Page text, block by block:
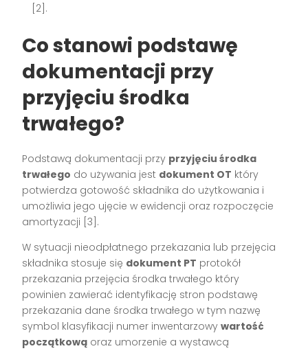
[2].
Co stanowi podstawę
dokumentacji przy
przyjęciu środka
trwałego?
Podstawą dokumentacji przy przyjęciu środka
trwałego do używania jest dokument OT który
potwierdza gotowość składnika do użytkowania i
umożliwia jego ujęcie w ewidencji oraz rozpoczęcie
amortyzacji [3].
W sytuacji nieodpłatnego przekazania lub przejęcia
składnika stosuje się dokument PT protokół
przekazania przejęcia środka trwałego który
powinien zawierać identyfikację stron podstawę
przekazania dane środka trwałego w tym nazwę
symbol klasyfikacji numer inwentarzowywartość
początkową oraz umorzenie a wystawcą